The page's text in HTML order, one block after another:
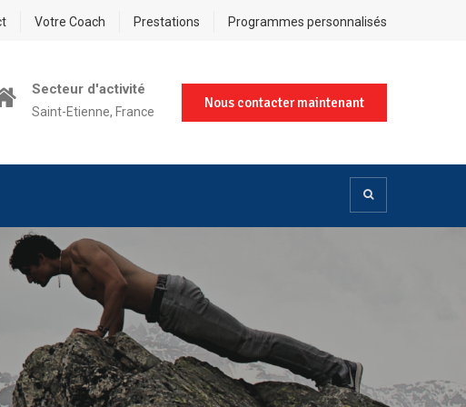
Votre Coach Prestations Programmes personnalisés
Secteur d'activité
Saint-Etienne, France
Nous contacter maintenant